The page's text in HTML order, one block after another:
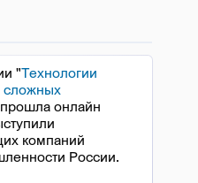
"Технологии
сложных
онлайн
компаний
России.